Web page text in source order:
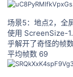
场景5：地点2，全
使用 ScreenSize-
乎解开了奇怪的帧数
平均帧数 69